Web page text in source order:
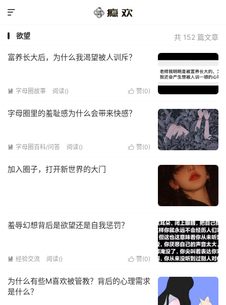

共 152 篇文章
欲望
富养长大后，为什么我渴望被人训斥？
 赞(0)
 字母圈故事 阅读()
字母圈里的羞耻感为什么会带来快感？
 赞(0)
 字母圈百科/问答 阅读()
加入圈子，打开新世界的大门
羞辱幻想背后是欲望还是自我惩罚？
 赞(0)
 经验交流 阅读()
为什么有些M喜欢被管教？背后的心理需求
是什么？